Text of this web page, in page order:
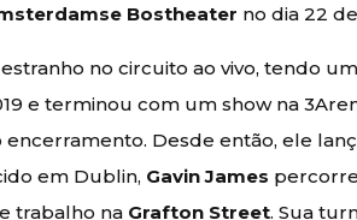
Bostheater no dia 22
no circuito ao vivo, tendo
e terminou com um show na
encerramento. Desde então, ele
em Dublin, Gavin James
trabalho na Grafton Street. Sua